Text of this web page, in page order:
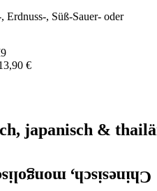
Erdnuss-, Süß-Sauer- oder
€
japanisch &
& thailändisch.